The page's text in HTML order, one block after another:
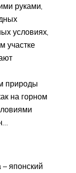
руками,
условиях,
участке
природы
на горном
японский